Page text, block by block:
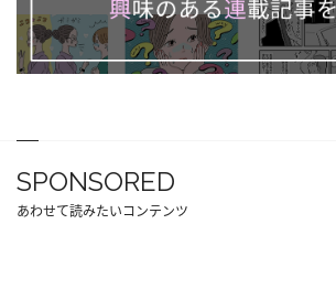
SPONSORED
あわせて読みたいコンテンツ